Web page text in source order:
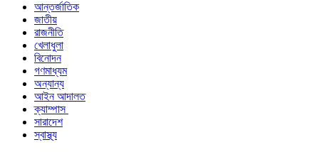
আন্তর্জাতিক
জাতীয়
রাজনীতি
খেলাধুলা
বিনোদন
গণমাধ্যম
অন্যান্য
আইন আদালত
ক্যাম্পাস
সারাদেশ
স্বাস্থ্য